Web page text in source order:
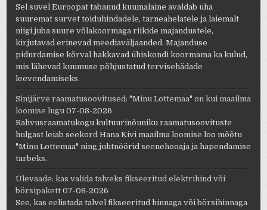
Sel suvel Euroopat tabanud kuumalaine avaldab üha
suuremat survet toiduhindadele, tarneahelatele ja laiemalt
niigi juba suure võlakoormaga riikide majandustele,
kirjutavad erinevad meediaväljaanded. Majanduse
pidurdamise kõrval hakkavad ühiskondi koormama ka kulud,
mis lähevad kuumuse põhjustatud tervisehädade
leevendamiseks.
Sinijärve raamatusoovitused: "Minu Lottemaa" on kui maailma
loomise lugu 07-08-2026
Rahvusraamatukogu kultuurinõuniku raamatusoovituste
hulgast leiab seekord Hana Kivi maailma loomise loo mõõtu
"Minu Lottemaa" ning juhtnöörid seenehooaja ja hapendamise
tarbeks.
Ülevaade: kas valida talveks fikseeritud elektrihind või
börsipakett 07-08-2026
See, kas eelistada talvel fikseeritud hinnaga või börsihinnaga